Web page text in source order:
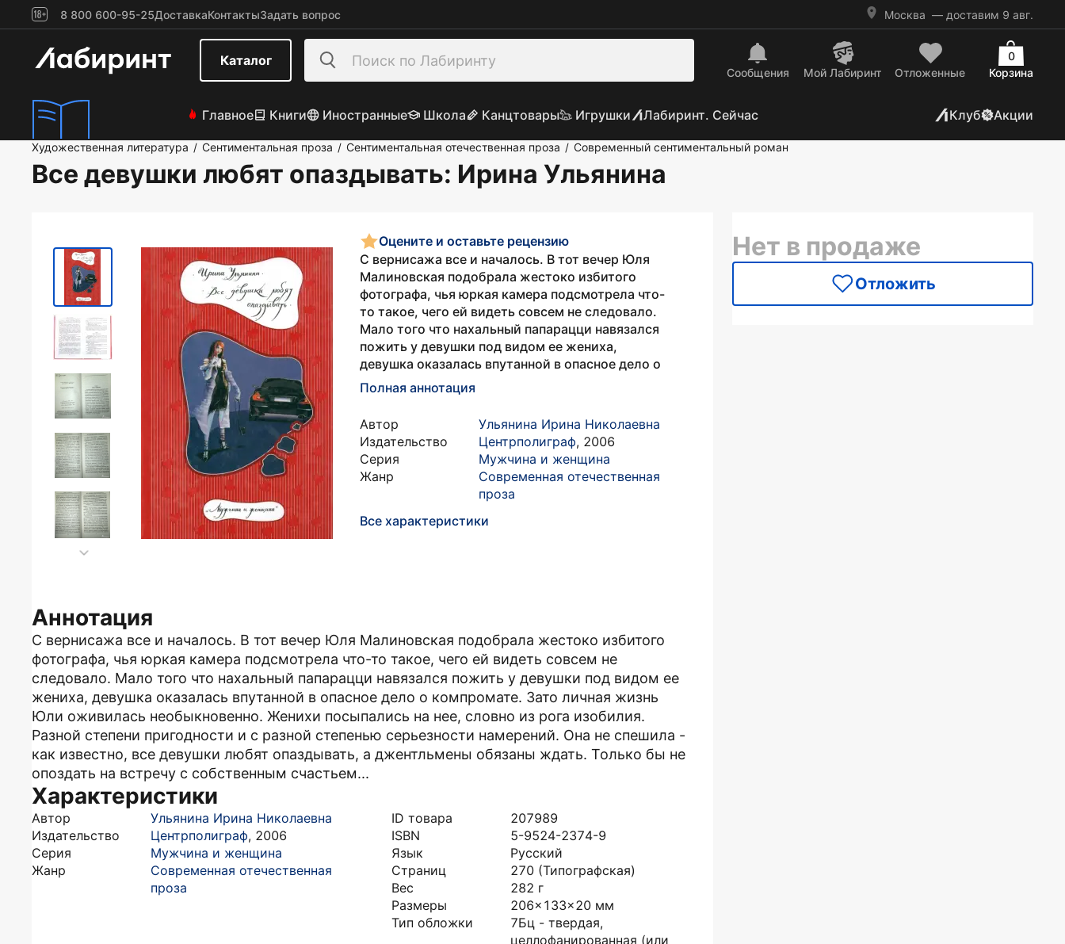
8 800 600-95-25ДоставкаКонтактыЗадать вопрос Москва — доставим 9 авг.
Каталог
Сообщения Mой Лабиринт Отложенные Корзина
0
Главное Книги Иностранные Школа Канцтовары Игрушки Лабиринт. Сейчас Клуб Акции
Художественная литература / Сентиментальная проза / Сентиментальная отечественная проза / Современный сентиментальный роман
Все девушки любят опаздывать: Ирина Ульянина
Оцените и оставьте рецензию
С вернисажа все и началось. В тот вечер Юля
Малиновская подобрала жестоко избитого
фотографа, чья юркая камера подсмотрела что-
то такое, чего ей видеть совсем не следовало.
Мало того что нахальный папарацци навязался
пожить у девушки под видом ее жениха,
девушка оказалась впутанной в опасное дело о
Полная аннотация
Автор
Ульянина Ирина Николаевна
Издательство
Центрполиграф, 2006
Серия
Мужчина и женщина
Жанр
Современная отечественная
проза
Все характеристики
Аннотация
С вернисажа все и началось. В тот вечер Юля Малиновская подобрала жестоко избитого
фотографа, чья юркая камера подсмотрела что-то такое, чего ей видеть совсем не
следовало. Мало того что нахальный папарацци навязался пожить у девушки под видом ее
жениха, девушка оказалась впутанной в опасное дело о компромате. Зато личная жизнь
Юли оживилась необыкновенно. Женихи посыпались на нее, словно из рога изобилия.
Разной степени пригодности и с разной степенью серьезности намерений. Она не спешила -
как известно, все девушки любят опаздывать, а джентльмены обязаны ждать. Только бы не
опоздать на встречу с собственным счастьем...
Характеристики
Автор
Ульянина Ирина Николаевна
Издательство
Центрполиграф, 2006
Серия
Мужчина и женщина
Жанр
Современная отечественная
проза
ID товара
207989
ISBN
5-9524-2374-9
Язык
Русский
Страниц
270 (Типографская)
Вес
282 г
Размеры
206x133x20 мм
Тип обложки
7Бц - твердая,
целлофанированная (или
Нет в продаже
Отложить